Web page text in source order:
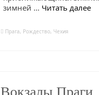
зимней … Читать далее
Прага, Рождество, Чехия
Вокзалы Праги